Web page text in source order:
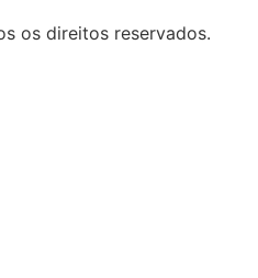
os direitos reservados.